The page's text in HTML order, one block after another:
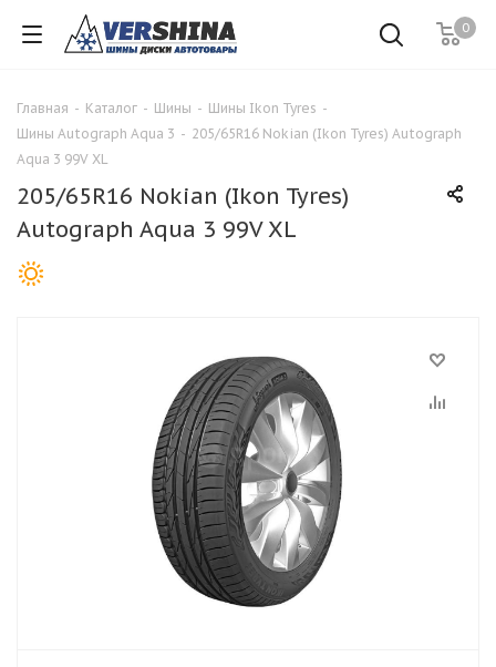
0
Главная - Каталог - Шины - Шины Ikon Tyres -
Шины Autograph Aqua 3 - 205/65R16 Nokian (Ikon Tyres) Autograph
Aqua 3 99V XL
205/65R16 Nokian (Ikon Tyres)
Autograph Aqua 3 99V XL